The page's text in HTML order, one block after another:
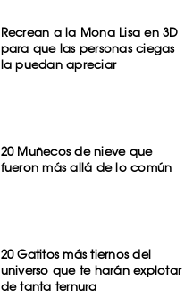
Recrean a la Mona Lisa en 3D
para que las personas ciegas
la puedan apreciar
20 Muñecos de nieve que
fueron más allá de lo común
20 Gatitos más tiernos del
universo que te harán explotar
de tanta ternura